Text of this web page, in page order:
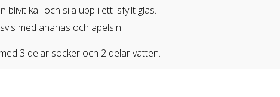
blivit kall och sila upp i ett isfyllt glas.
med ananas och apelsin.
3 delar socker och 2 delar vatten.